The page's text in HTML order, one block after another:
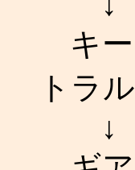
キー
トラ
↓